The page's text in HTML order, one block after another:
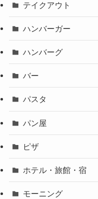
テイクアウト
ハンバーガー
ハンバーグ
バー
パスタ
パン屋
ピザ
ホテル・旅館・宿
モーニング